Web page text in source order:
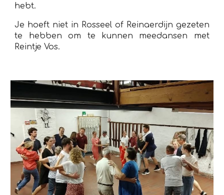
hebt.
Je hoeft niet in Rosseel of Reinaerdijn gezeten
te hebben om te kunnen meedansen met
Reintje Vos.